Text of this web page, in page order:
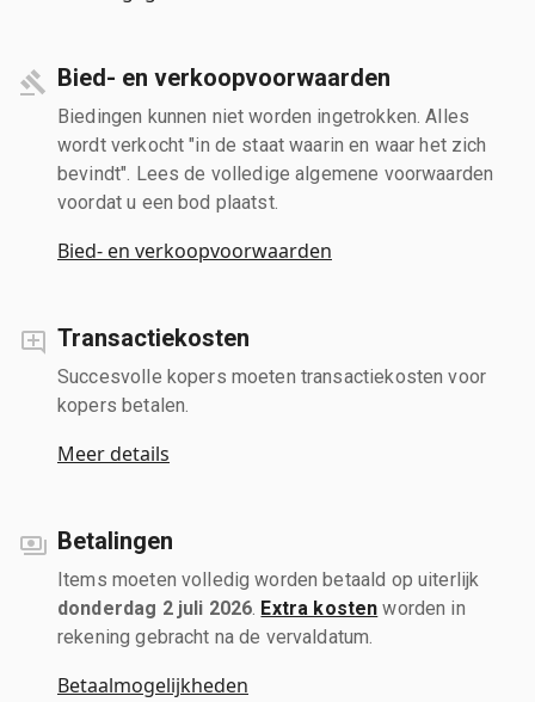
Bied- en verkoopvoorwaarden
Biedingen kunnen niet worden ingetrokken. Alles
wordt verkocht "in de staat waarin en waar het zich
bevindt". Lees de volledige algemene voorwaarden
voordat u een bod plaatst.
Bied- en verkoopvoorwaarden
Transactiekosten
Succesvolle kopers moeten transactiekosten voor
kopers betalen.
Meer details
Betalingen
Items moeten volledig worden betaald op uiterlijk
donderdag 2 juli 2026 Extra kosten worden in
rekening gebracht na de vervaldatum.
Betaalmogelijkheden